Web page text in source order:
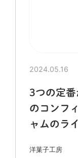
2024.05.16
3つの定
のコンフ
ャムのラ
洋菓子工房